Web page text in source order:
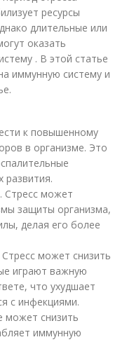
ресурсы
длительные или
оказать
. В этой статье
иммунную систему и
к повышенному
в организме. Это
развития.
Стресс может
защиты организма,
делая его более
может снизить
играют важную
что ухудшает
с инфекциями.
может снизить
иммунную